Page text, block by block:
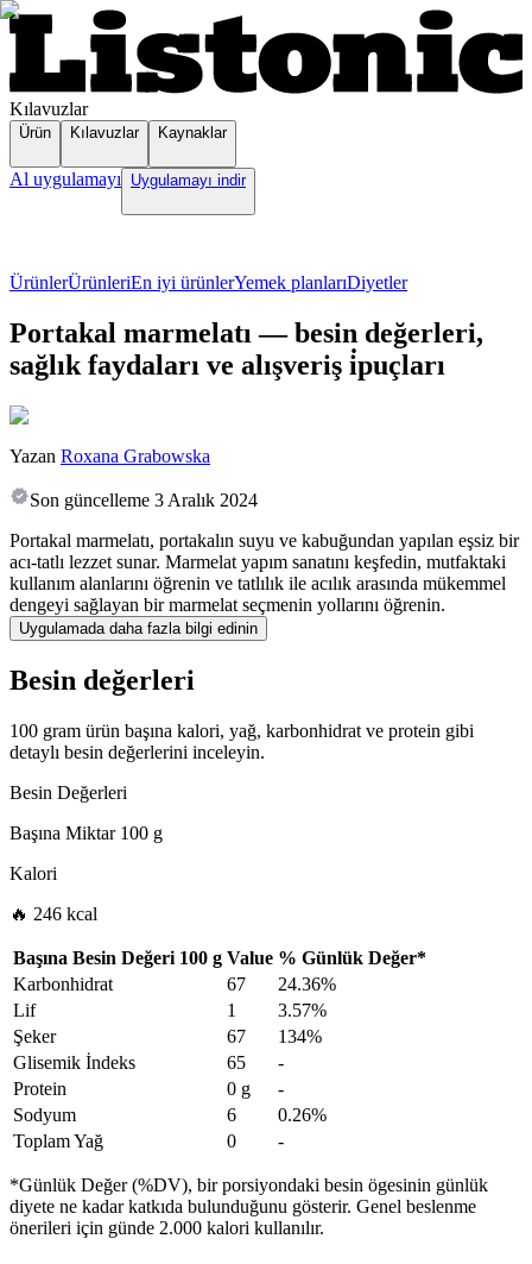
Kılavuzlar
Ürün Kılavuzlar Kaynaklar
Al uygulamayı Uygulamayı indir
ÜrünlerÜrünleriEn iyi ürünlerYemek planlarıDiyetler
Portakal marmelatı — besin değerleri,
sağlık faydaları ve alışveriş i̇puçları
Yazan Roxana Grabowska
Son güncelleme 3 Aralık 2024
Portakal marmelatı, portakalın suyu ve kabuğundan yapılan eşsiz bir
acı-tatlı lezzet sunar. Marmelat yapım sanatını keşfedin, mutfaktaki
kullanım alanlarını öğrenin ve tatlılık ile acılık arasında mükemmel
dengeyi sağlayan bir marmelat seçmenin yollarını öğrenin.
Uygulamada daha fazla bilgi edinin
Besin değerleri
100 gram ürün başına kalori, yağ, karbonhidrat ve protein gibi
detaylı besin değerlerini inceleyin.
Besin Değerleri
Başına Miktar100 g
Kalori
🔥 246 kcal
Başına Besin Değeri 100 g Value % Günlük Değer*
Karbonhidrat
67
24.36%
Lif
1
3.57%
Şeker
67
134%
Glisemik İndeks
65
-
Protein
0 g
-
Sodyum
6
0.26%
Toplam Yağ
0 -
*Günlük Değer (%DV), bir porsiyondaki besin ögesinin günlük
diyete ne kadar katkıda bulunduğunu gösterir. Genel beslenme
önerileri için günde 2.000 kalori kullanılır.